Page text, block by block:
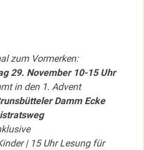
zum Vormerken:
29. November 10-15 Uhr
in den 1. Advent
Damm Ecke
| 15 Uhr Lesung für